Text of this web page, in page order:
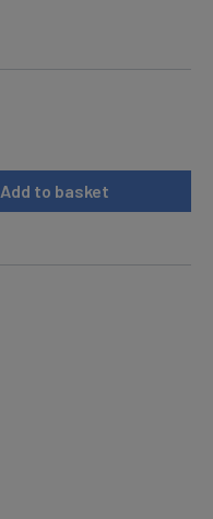
Add to basket